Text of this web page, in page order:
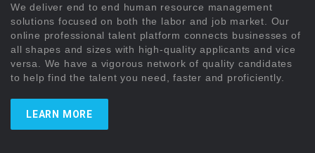
We deliver end to end human resource management
solutions focused on both the labor and job market. Our
online professional talent platform connects businesses of
all shapes and sizes with high-quality applicants and vice
versa. We have a vigorous network of quality candidates
to help find the talent you need, faster and proficiently.
LEARN MORE